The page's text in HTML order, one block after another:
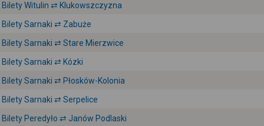
Bilety Witulin ⇄ Klukowszczyzna
Bilety Sarnaki ⇄ Zabuże
Bilety Sarnaki ⇄ Stare Mierzwice
Bilety Sarnaki ⇄ Kózki
Bilety Sarnaki ⇄ Płosków-Kolonia
Bilety Sarnaki ⇄ Serpelice
Bilety Peredyło ⇄ Janów Podlaski